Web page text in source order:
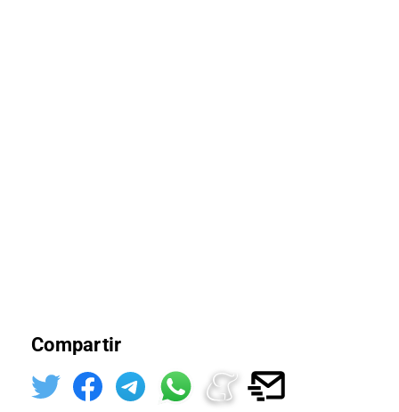
Compartir